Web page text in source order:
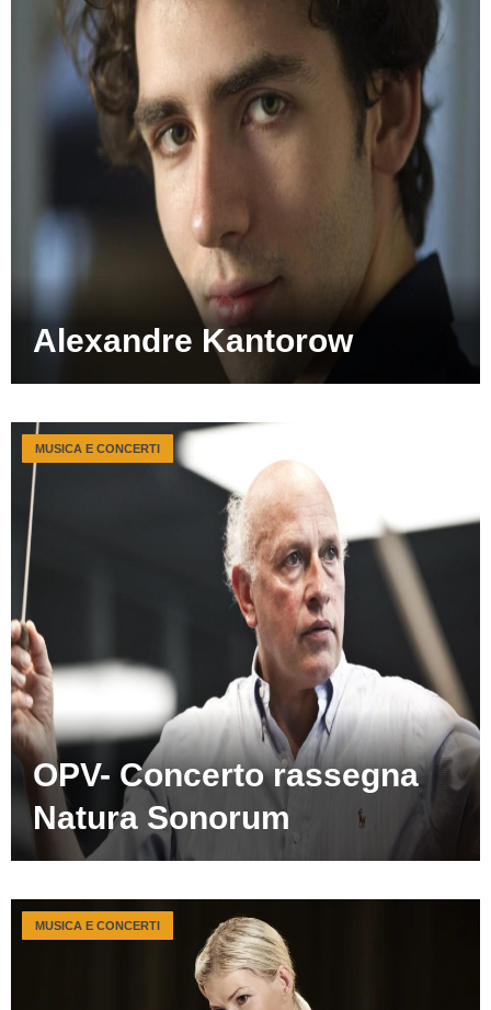
Alexandre Kantorow
OPV- Concerto rassegna
Natura Sonorum
MUSICA E CONCERTI
MUSICA E CONCERTI